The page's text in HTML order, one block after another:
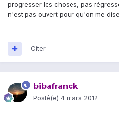
progresser les choses, pas
n'est pas ouvert pour qu'on me
Citer
bibafranck
Posté(e) 4 mars 2012